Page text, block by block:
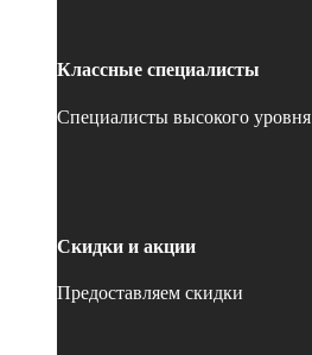
Классные специалисты
Специалисты высокого уровня
Скидки и акции
Предоставляем скидки